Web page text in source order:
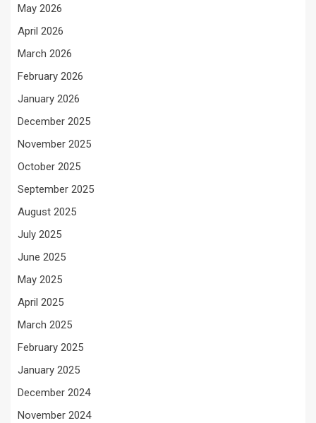
May 2026
April 2026
March 2026
February 2026
January 2026
December 2025
November 2025
October 2025
September 2025
August 2025
July 2025
June 2025
May 2025
April 2025
March 2025
February 2025
January 2025
December 2024
November 2024